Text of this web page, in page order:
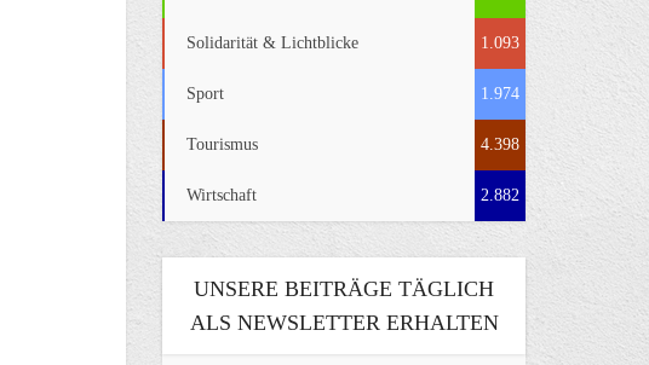
Solidarität & Lichtblicke 1.093
Sport 1.974
Tourismus 4.398
Wirtschaft 2.882
UNSERE BEITRÄGE TÄGLICH
ALS NEWSLETTER ERHALTEN